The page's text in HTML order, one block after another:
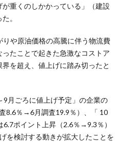
重くのしかかっている」（建設
。
や原油価格の高騰に伴う物流費
たことで起きた急激なコストア
を超え、値上げに踏み切ったと
月ごろに値上げ予定」の企業の
8.6％→6月調査19.9％）、「 10
ポイント上昇（2.6％→9.3％）
を検討する動きが拡大したことを